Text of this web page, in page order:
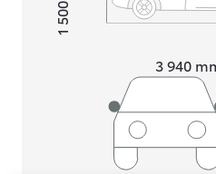
3 940
Height1 500